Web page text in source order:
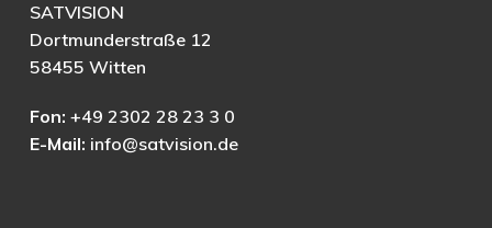
SATVISION
Dortmunderstraße 12
58455 Witten
Fon: +49 2302 28 23 3 0
E-Mail: info@satvision.de